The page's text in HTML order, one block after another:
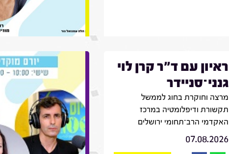
ראיון עם ד"ר קרן לוי
גנני־סניידר
מרצה וחוקרת בחוג לממשל
תקשורת ודיפלומטיה במרכז
האקדמי הרב־תחומי ירושלים
07.08.2026